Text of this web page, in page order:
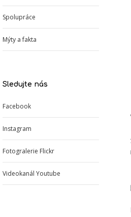
Spolupráce
Mýty a fakta
Sledujte nás
Facebook
Instagram
Fotogralerie Flickr
Videokanál Youtube